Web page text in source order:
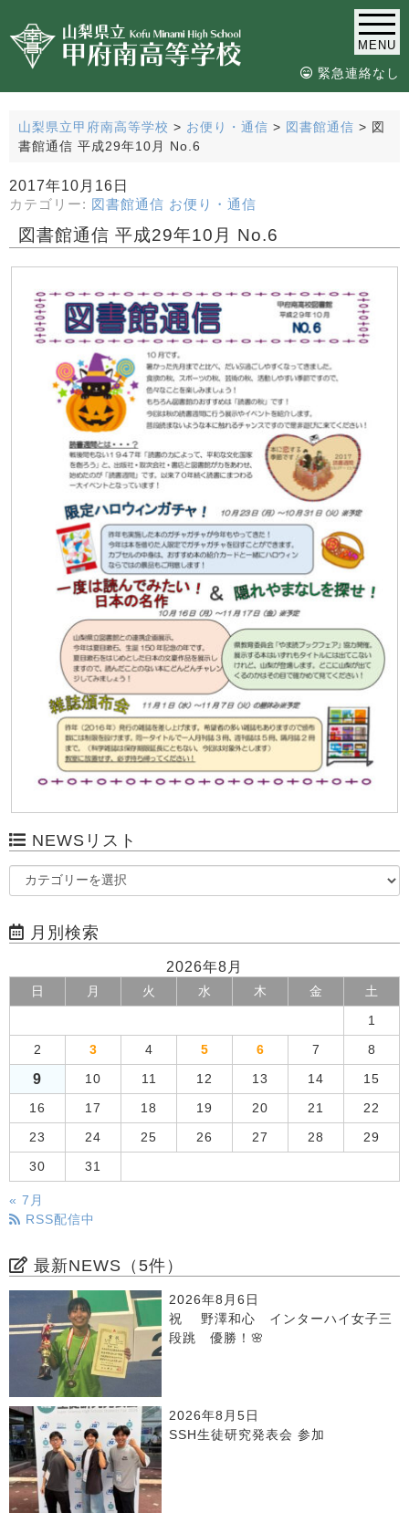
MENU
緊急連絡なし
山梨県立甲府南高等学校 > お便り・通信 > 図書館通信 > 図
書館通信 平成29年10月 No.6
2017年10月16日
カテゴリー: 図書館通信 お便り・通信
図書館通信 平成29年10月 No.6
NEWSリスト
月別検索
2026年8月
日 月 火 水 木 金 土
1
2 3 4 5 6 7 8
9 10 11 12 13 14 15
16 17 18 19 20 21 22
23 24 25 26 27 28 29
30 31
« 7月
RSS配信中
最新NEWS（5件）
2026年8月6日
祝 野澤和心 インターハイ女子三
段跳 優勝！🌸
2026年8月5日
SSH生徒研究発表会 参加